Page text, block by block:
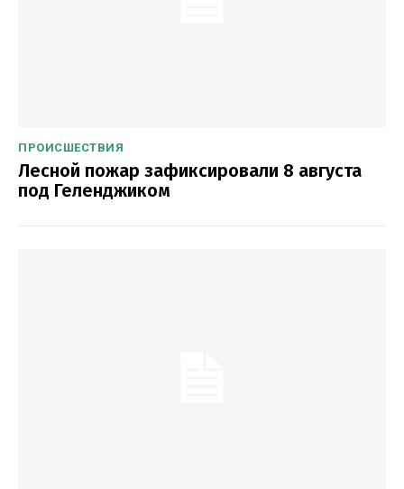
ПРОИСШЕСТВИЯ
Лесной пожар зафиксировали 8 августа
под Геленджиком